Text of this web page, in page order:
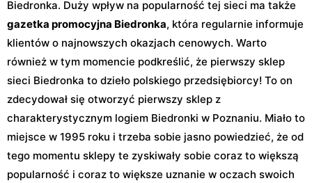
Biedronka. Duży wpływ na popularność tej sieci ma także
gazetka promocyjna Biedronka, która regularnie informuje
klientów o najnowszych okazjach cenowych. Warto
również w tym momencie podkreślić, że pierwszy sklep
sieci Biedronka to dzieło polskiego przedsiębiorcy! To on
zdecydował się otworzyć pierwszy sklep z
charakterystycznym logiem Biedronki w Poznaniu. Miało to
miejsce w 1995 roku i trzeba sobie jasno powiedzieć, że od
tego momentu sklepy te zyskiwały sobie coraz to większą
popularność i coraz to większe uznanie w oczach swoich